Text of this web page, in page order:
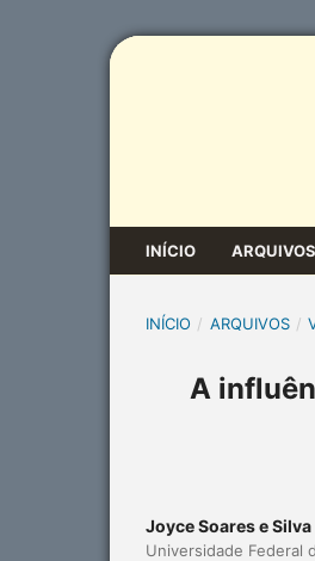
INÍCIO ARQUIVOS
INÍCIO / ARQUIVOS /
A
Joyce Soares e Silva
Universidade Federal